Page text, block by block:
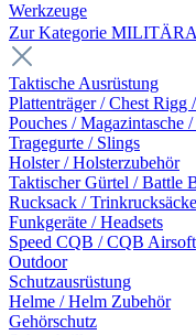
Werkzeuge
Zur Kategorie
Taktische Ausrüstung
Plattenträger / Chest Rigg
Pouches / Magazintasche
Tragegurte / Slings
Holster / Holsterzubehör
Taktischer Gürtel / Battle
Rucksack / Trinkrucksäcke
Funkgeräte / Headsets
Speed CQB / CQB Airsoft
Outdoor
Schutzausrüstung
Helme / Helm Zubehör
Gehörschutz